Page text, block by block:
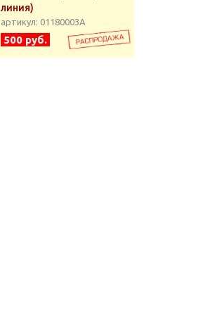
линия)
артикул: 01180003А
500 руб.